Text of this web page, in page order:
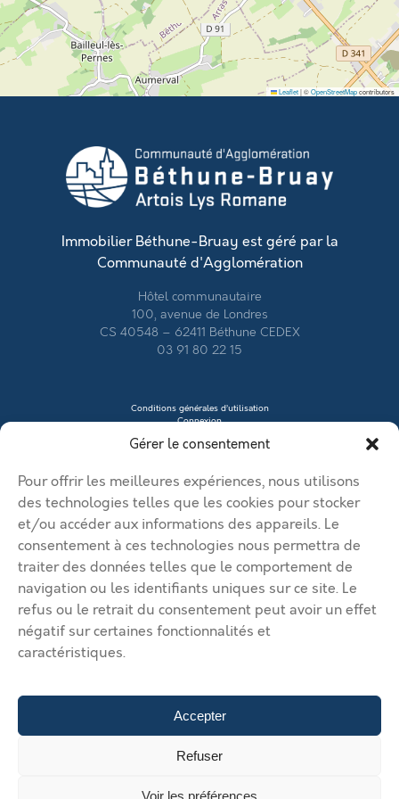
Gérer le consentement
Pour offrir les meilleures expériences, nous utilisons
des technologies telles que les cookies pour stocker
et/ou accéder aux informations des appareils. Le
consentement à ces technologies nous permettra de
traiter des données telles que le comportement de
navigation ou les identifiants uniques sur ce site. Le
refus ou le retrait du consentement peut avoir un effet
négatif sur certaines fonctionnalités et
caractéristiques.
Accepter
Refuser
Voir les préférences
467500 €
Leaflet|©OpenStreetMapcontributors
Immobilier Béthune-Bruay est géré par la
Communauté d'Agglomération
Hôtel communautaire
100, avenue de Londres
CS 40548 – 62411 Béthune CEDEX
03 91 80 22 15
Conditions générales d’utilisation
Connexion
Créer mon profil
Mentions légales
Modifier mon annonce
Mon compte
Nous contacter
© 2026 Immobilier Béthune Bruay. Tous droits réservés.
Vos solutions d’implantation dans l’agglomération Béthune Bruay
Vos solutions d’implantation dans
l’agglomération Béthune Bruay Artois Lys Romane
d’implantation dans l’agglomération Béthune Bruay Artois Lys
dans l’agglomération Béthune Bruay Artois Lys Romane
Gérer mes annonces